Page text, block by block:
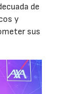
de
y
sus